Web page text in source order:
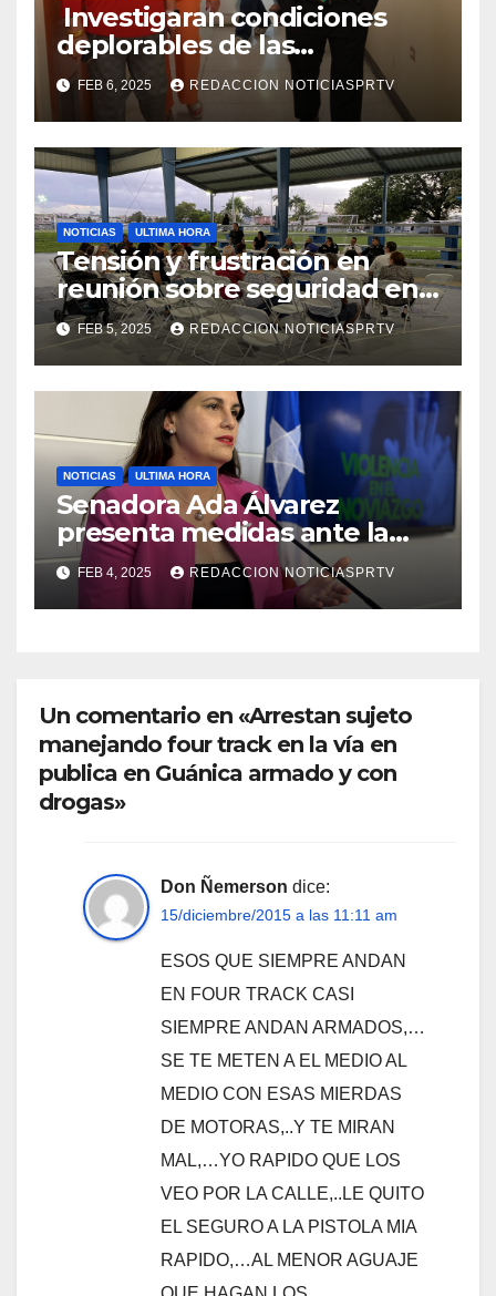
Investigaran condiciones
deplorables de las
facilidades el Departamento
de la Salud en Mayagüez
FEB 6, 2025 REDACCION NOTICIASPRTV
NOTICIAS ULTIMA HORA
Tensión y frustración en
reunión sobre seguridad en
Reparto Metropolitano
FEB 5, 2025 REDACCION NOTICIASPRTV
NOTICIAS ULTIMA HORA
Senadora Ada Álvarez
presenta medidas ante la
violencia en el noviazgo
FEB 4, 2025 REDACCION NOTICIASPRTV
Un comentario en «Arrestan sujeto
manejando four track en la vía en
publica en Guánica armado y con
drogas»
Don Ñemerson dice:
15/diciembre/2015 a las 11:11 am
ESOS QUE SIEMPRE ANDAN
EN FOUR TRACK CASI
SIEMPRE ANDAN ARMADOS,…
SE TE METEN A EL MEDIO AL
MEDIO CON ESAS MIERDAS
DE MOTORAS,..Y TE MIRAN
MAL,…YO RAPIDO QUE LOS
VEO POR LA CALLE,..LE QUITO
EL SEGURO A LA PISTOLA MIA
RAPIDO,…AL MENOR AGUAJE